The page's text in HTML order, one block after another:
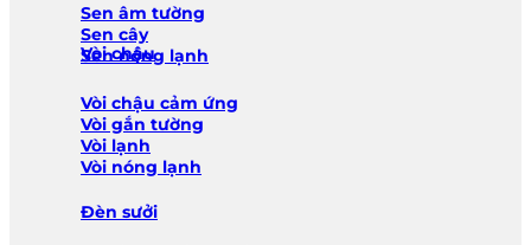
Sen âm tường
Sen cây
Sen nóng lạnh
Vòi chậu
Vòi chậu cảm ứng
Vòi gắn tường
Vòi lạnh
Vòi nóng lạnh
Đèn sưởi